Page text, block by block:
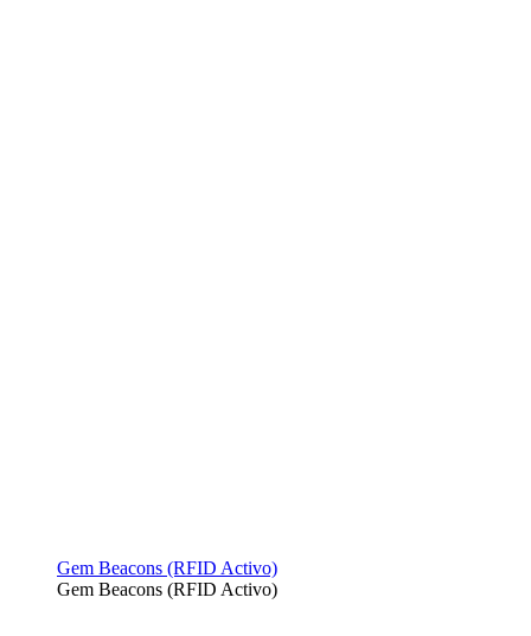
Gem Beacons (RFID Activo)
Gem Beacons (RFID Activo)